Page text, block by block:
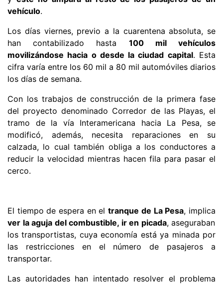
vehículo.
Los días viernes, previo a la cuarentena absoluta, se
han contabilizado hasta 100 mil vehículos
movilizándose hacia o desde la ciudad capital. Esta
cifra varía entre los 60 mil a 80 mil automóviles diarios
los días de semana.
Con los trabajos de construcción de la primera fase
del proyecto denominado Corredor de las Playas, el
tramo de la vía Interamericana hacia La Pesa, se
modificó, además, necesita reparaciones en su
calzada, lo cual también obliga a los conductores a
reducir la velocidad mientras hacen fila para pasar el
cerco.
El tiempo de espera en eltranque de La Pesa, implica
ver la aguja del combustible, ir en picada, aseguraban
los transportistas, cuya economía está ya minada por
las restricciones en el número de pasajeros a
transportar.
Las autoridades han intentado resolver el problema